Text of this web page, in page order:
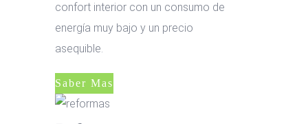
confort interior con un consumo de
energía muy bajo y un precio
asequible.
Saber Mas